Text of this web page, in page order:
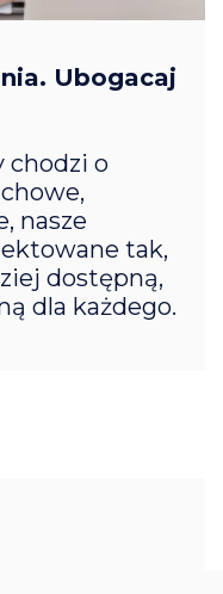
Ubogacaj
chodzi o
nasze
tak,
dostępną,
dla każdego.